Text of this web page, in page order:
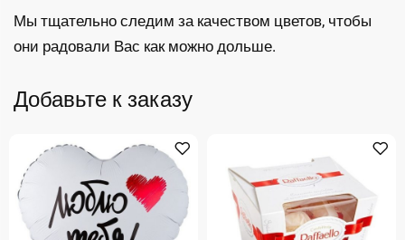
Мы тщательно следим за качеством цветов, чтобы
они радовали Вас как можно дольше.
Добавьте к заказу